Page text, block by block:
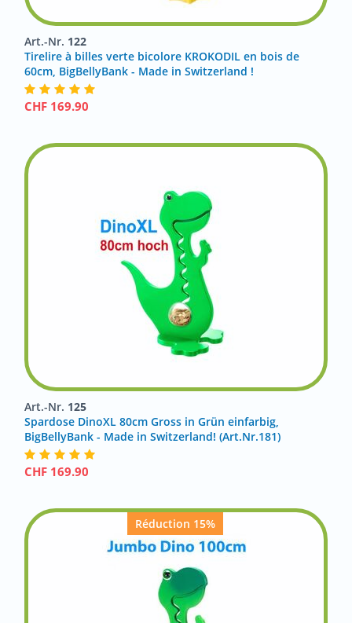
Art.-Nr. 122
Tirelire à billes verte bicolore KROKODIL en bois de
60cm, BigBellyBank - Made in Switzerland !
CHF 169.90
Art.-Nr. 125
Spardose DinoXL 80cm Gross in Grün einfarbig,
BigBellyBank - Made in Switzerland! (Art.Nr.181)
CHF 169.90
Réduction 15%